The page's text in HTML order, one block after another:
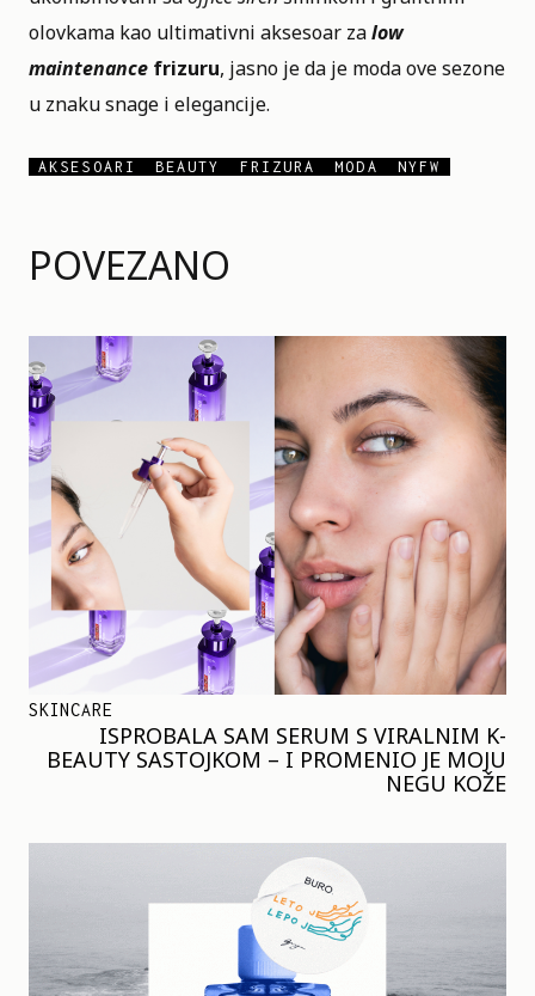
POVEZANO
SKINCARE
ISPROBALA SAM SERUM S VIRALNIM K-
BEAUTY SASTOJKOM – I PROMENIO JE MOJU
NEGU KOŽE
olovkama kao ultimativni aksesoar zalow
maintenance frizuru, jasno je da je moda ove sezone
u znaku snage i elegancije.
AKSESOARI BEAUTY FRIZURA MODA NYFW